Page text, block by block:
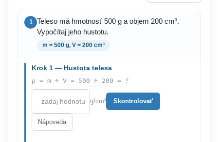
1
Teleso má hmotnosť 500 g a objem 200 cm³.
Vypočítaj jeho hustotu.
m = 500 g, V = 200 cm³
Krok 1 — Hustota telesa
ρ = m ÷ V = 500 ÷ 200 = ?
g/cm³ Skontrolovať
Nápoveda